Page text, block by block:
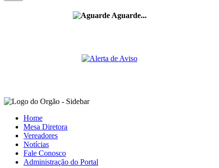
Aguarde...
Home
Mesa Diretora
Vereadores
Notícias
Fale Conosco
Administração do Portal